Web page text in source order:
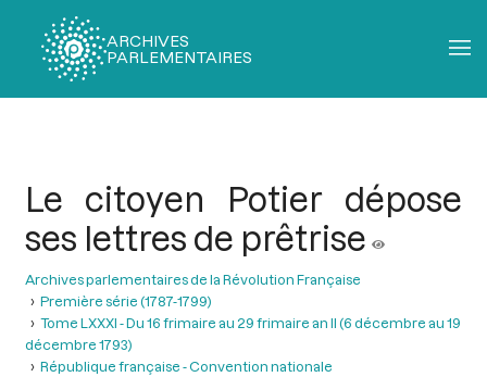
ARCHIVES
PARLEMENTAIRES
Le citoyen Potier dépose
ses lettres de prêtrise
Archives parlementaires de la Révolution Française
Première série (1787-1799)
Tome LXXXI - Du 16 frimaire au 29 frimaire an II (6 décembre au 19
décembre 1793)
République française - Convention nationale